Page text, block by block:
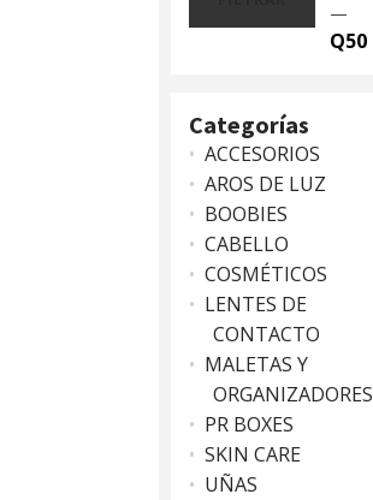
Precio
Precio
—
Q50
Categorías
ACCESORIOS
AROS DE LUZ
BOOBIES
CABELLO
COSMÉTICOS
LENTES DE
CONTACTO
MALETAS Y
ORGANIZADORES
PR BOXES
SKIN CARE
UÑAS